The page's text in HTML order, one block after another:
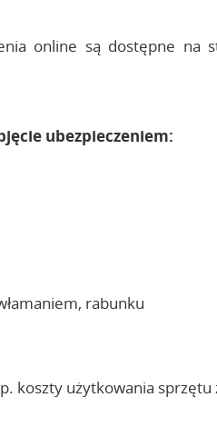
online są dostępne na
ubezpieczeniem:
rabunku
koszty użytkowania sprzętu